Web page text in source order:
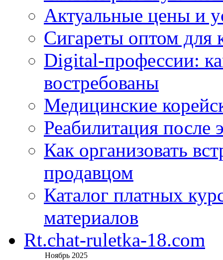
Актуальные цены и
Сигареты оптом для
Digital-профессии:
востребованы
Медицинские
Реабилитация после
Как организовать
продавцом
Каталог платных
материалов
Rt.chat-ruletka-18.com
Ноябрь 2025